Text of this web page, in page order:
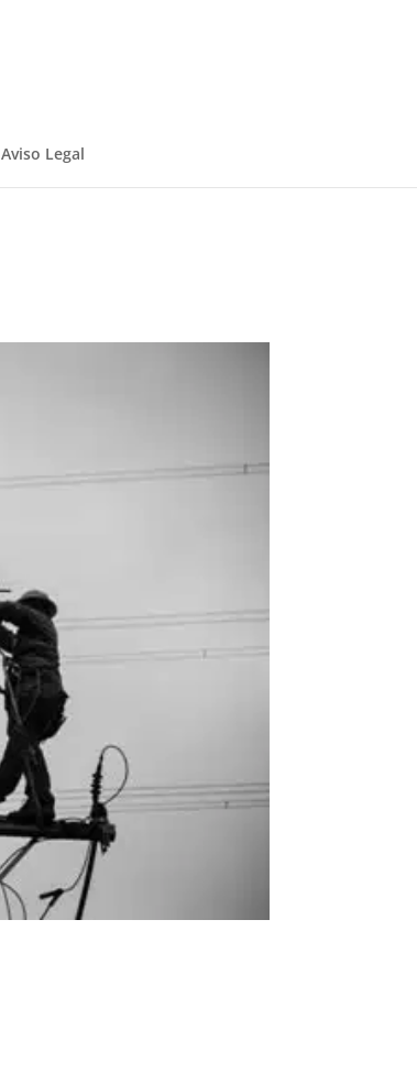
Aviso Legal